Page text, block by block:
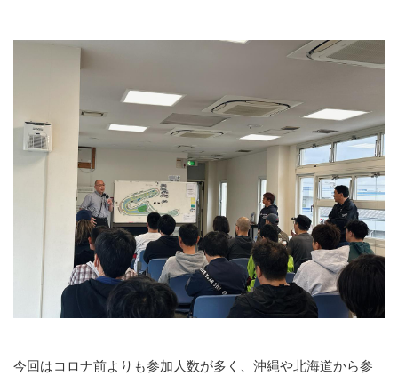
今回はコロナ前よりも参加人数が多く、沖縄や北海道から参